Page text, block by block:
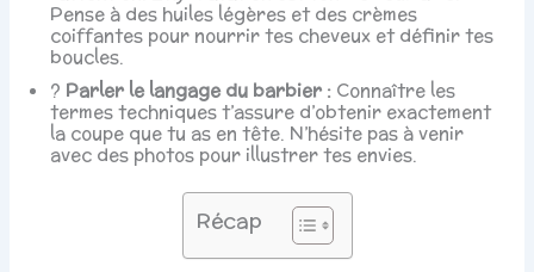
Pense à des huiles légères et des crèmes
coiffantes pour nourrir tes cheveux et définir tes
boucles.
?️ Parler le langage du barbier : Connaître les
termes techniques t’assure d’obtenir exactement
la coupe que tu as en tête. N’hésite pas à venir
avec des photos pour illustrer tes envies.
Récap